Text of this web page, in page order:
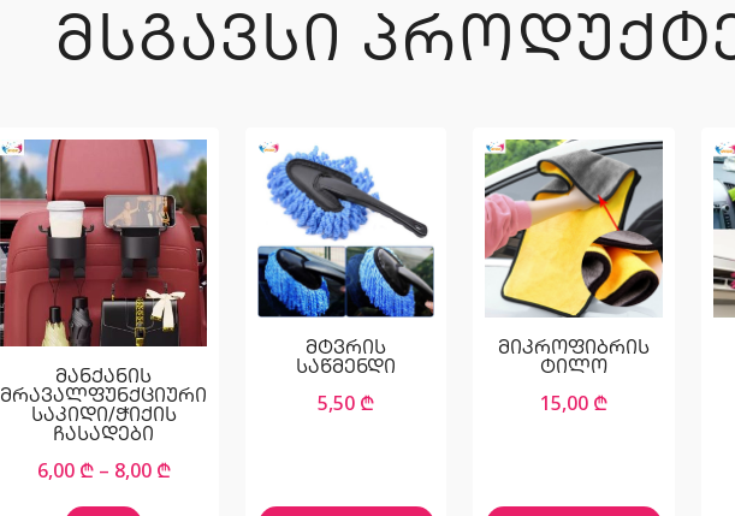
ᲛᲡᲒᲐᲕᲡᲘ
მანქანის
მრავალფუნქციური
საკიდი/ჭიქის
ჩასადები
6,00 ₾ – 8,00 ₾
მტვრის
საწმენდი
5,50 ₾
მიკროფიბრის
ტილო
15,00 ₾